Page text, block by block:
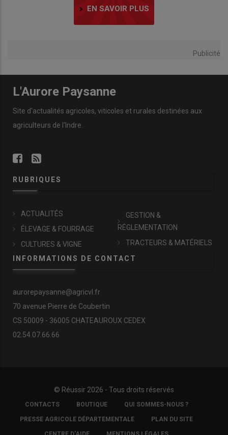
EN SAVOIR PLUS
Publicité
L'Aurore Paysanne
Site d'actualités agricoles, viticoles et rurales destinées aux
agriculteurs de l'Indre.
RUBRIQUES
ACTUALITÉS
ÉLEVAGE & FOURRAGE
CULTURES & VIGNE
GESTION &
RÉGLEMENTATION
TRACTEURS & MATÉRIELS
INFORMATIONS DE CONTACT
aurorepaysanne@agricvl.fr
70 avenue Pierre de Coubertin
CS 50009 - 36005 CHATEAUROUX CEDEX
02.54.07.66.66
© Réussir 2026 - Tous droits réservés
FOOTER
COPYRIGHT
CONTACTS BOUTIQUE QUI SOMMES-NOUS ?
PRESSE AGRICOLE DÉPARTEMENTALE PLAN DU SITE